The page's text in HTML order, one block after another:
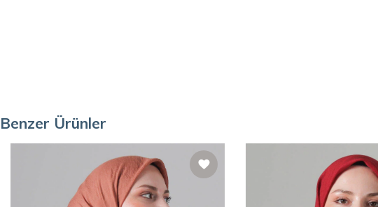
Benzer Ürünler